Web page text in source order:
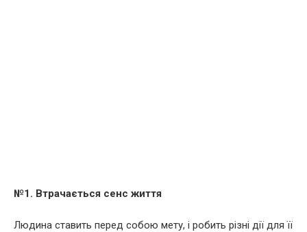
№1. Втрачається сенс життя
Людина ставить перед собою мету, і робить різні дії для її